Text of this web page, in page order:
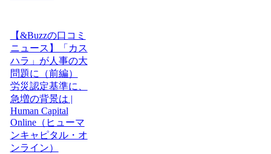
【&Buzzの口コミ
ニュース】「カス
ハラ」が人事の大
問題に（前編）
労災認定基準に、
急増の背景は |
Human Capital
Online（ヒューマ
ンキャピタル・オ
ンライン）